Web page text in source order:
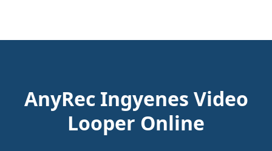
AnyRec Ingyenes Video
Looper Online